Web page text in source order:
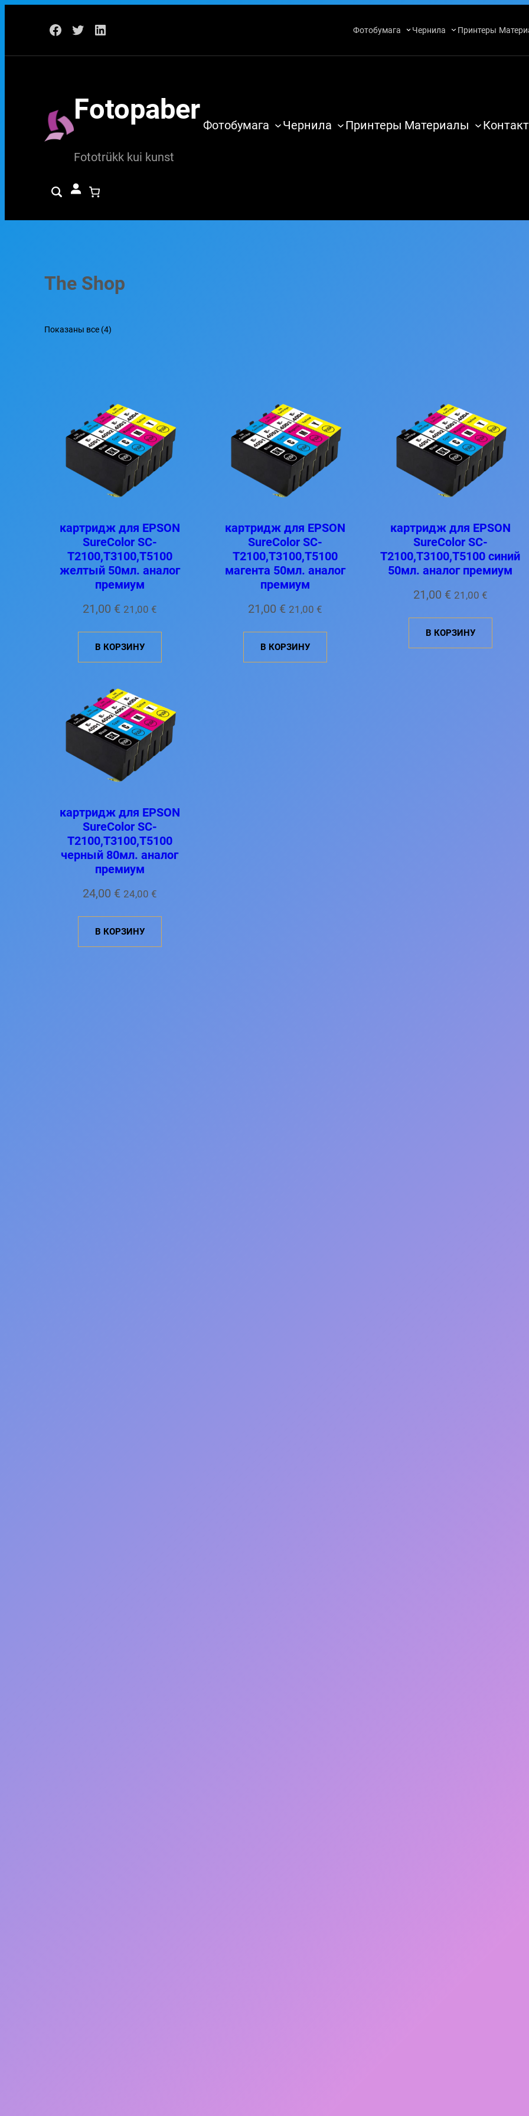
содержимому
Facebook
TwitterLinkedIn Фотобумага Чернила Принтеры
Fotopaber
Fototrükk kui kunst
Фотобумага Чернила Принтеры Материалы Контакт
The Shop
Показаны все (4)
картридж для EPSON
SureColor SC-
T2100,T3100,T5100
желтый 50мл. аналог
премиум
21,00 € 21,00 €
В КОРЗИНУ
картридж для EPSON
SureColor SC-
T2100,T3100,T5100
магента 50мл. аналог
премиум
21,00 € 21,00 €
В КОРЗИНУ
картридж для EPSON
SureColor SC-
T2100,T3100,T5100 синий
50мл. аналог премиум
21,00 € 21,00 €
В КОРЗИНУ
картридж для EPSON
SureColor SC-
T2100,T3100,T5100
черный 80мл. аналог
премиум
24,00 € 24,00 €
В КОРЗИНУ